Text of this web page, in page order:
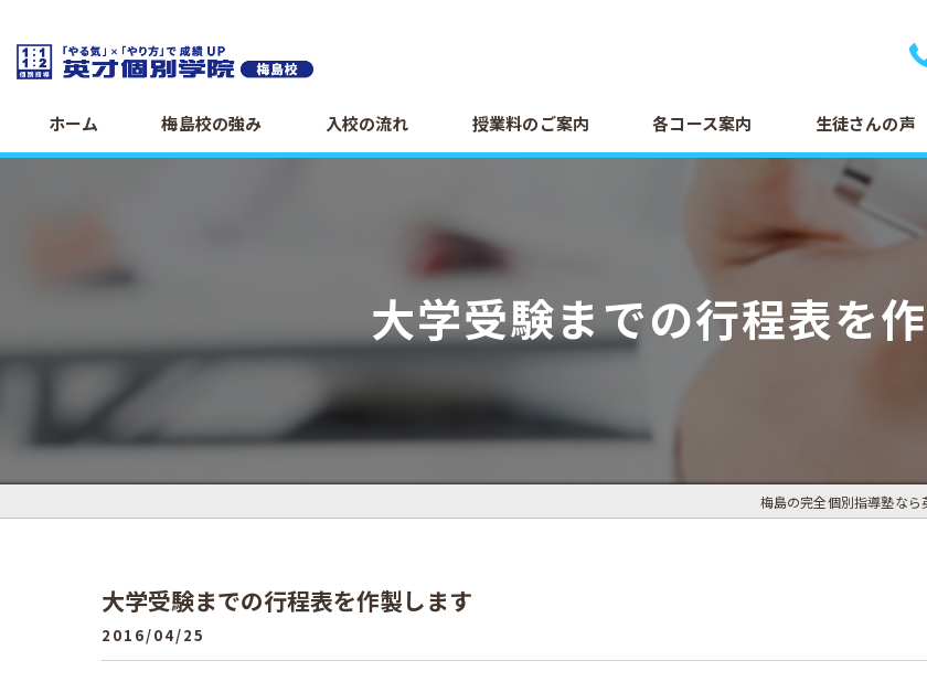
ホーム 梅島校の強み 入校の流れ 授業料のご案内 各コース案内 生徒さんの声
大学受験までの行程表を
梅島の完全個別指導塾なら
大学受験までの行程表を作製します
2016/04/25